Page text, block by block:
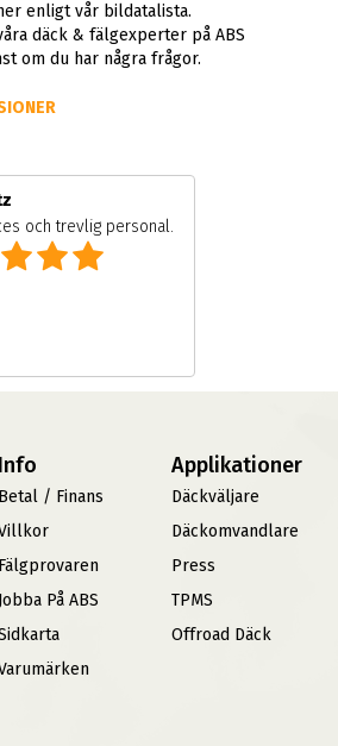
enligt vår bildatalista.
däck & fälgexperter på ABS
om du har några frågor.
och trevlig personal.
Info
Betal / Finans
Fälgprovaren
Jobba På ABS
Applikationer
Däckväljare
Däckomvandlare
Press
TPMS
Offroad Däck